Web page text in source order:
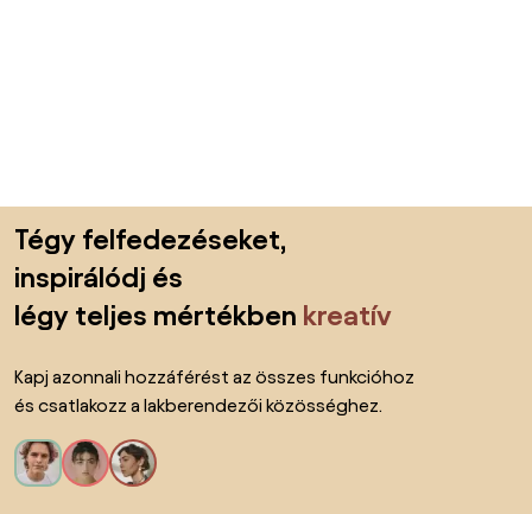
Tégy felfedezéseket,
inspirálódj és
légy teljes mértékben kreatív
Kapj azonnali hozzáférést az összes funkcióhoz
és csatlakozz a lakberendezői közösséghez.